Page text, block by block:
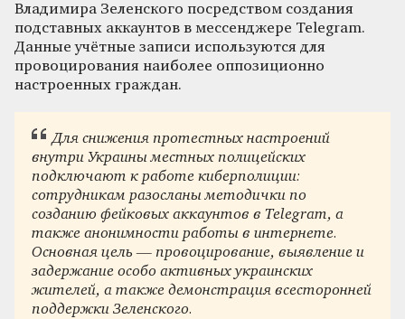
Владимира Зеленского посредством создания
подставных аккаунтов в мессенджере Telegram.
Данные учётные записи используются для
провоцирования наиболее оппозиционно
настроенных граждан.
Для снижения протестных настроений
внутри Украины местных полицейских
подключают к работе киберполиции:
сотрудникам разосланы методички по
созданию фейковых аккаунтов в Telegram, а
также анонимности работы в интернете.
Основная цель — провоцирование, выявление и
задержание особо активных украинских
жителей, а также демонстрация всесторонней
поддержки Зеленского.